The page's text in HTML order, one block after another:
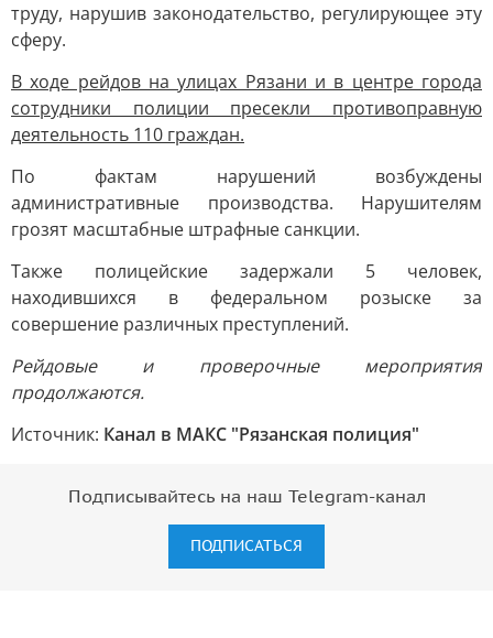
труду, нарушив законодательство, регулирующее эту
сферу.
В ходе рейдов на улицах Рязани и в центре города
сотрудники полиции пресекли противоправную
деятельность 110 граждан.
По фактам нарушений возбуждены
административные производства. Нарушителям
грозят масштабные штрафные санкции.
Также полицейские задержали 5 человек,
находившихся в федеральном розыске за
совершение различных преступлений.
Рейдовые и проверочные мероприятия
продолжаются.
Источник: Канал в МАКС "Рязанская полиция"
Подписывайтесь на наш Telegram-канал
ПОДПИСАТЬСЯ